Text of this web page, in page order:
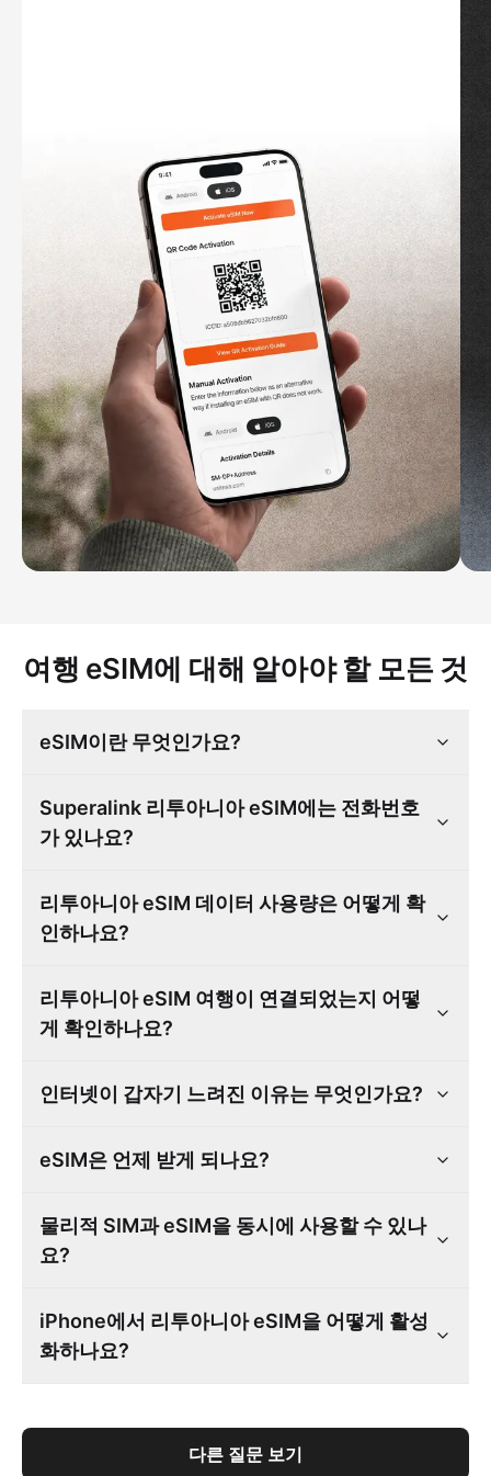
여행 eSIM에 대해 알아야 할 모든 것
eSIM이란 무엇인가요?
Superalink 리투아니아 eSIM에는 전화번호
가 있나요?
리투아니아 eSIM 데이터 사용량은 어떻게 확
인하나요?
리투아니아 eSIM 여행이 연결되었는지 어떻
게 확인하나요?
인터넷이 갑자기 느려진 이유는 무엇인가요?
eSIM은 언제 받게 되나요?
물리적 SIM과 eSIM을 동시에 사용할 수 있나
요?
iPhone에서 리투아니아 eSIM을 어떻게 활성
화하나요?
다른 질문 보기